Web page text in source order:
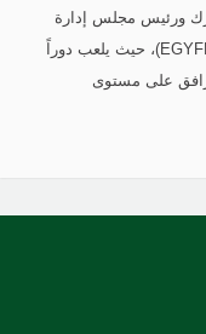
ورئيس مجلس إدارة
الجمعية المصرية لإدارة المرافق والتنظيم (EGYFMA)، حيث يلعب دوراً
على مستوى